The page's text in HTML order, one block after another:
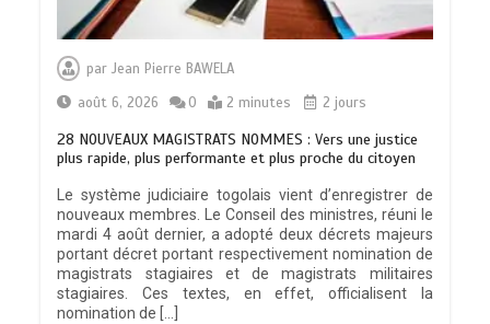
parJean Pierre BAWELA
août 6, 2026
0 2 minutes 2 jours
28 NOUVEAUX MAGISTRATS NOMMES : Vers une justice
plus rapide, plus performante et plus proche du citoyen
Le système judiciaire togolais vient d’enregistrer de
nouveaux membres. Le Conseil des ministres, réuni le
mardi 4 août dernier, a adopté deux décrets majeurs
portant décret portant respectivement nomination de
magistrats stagiaires et de magistrats militaires
stagiaires. Ces textes, en effet, officialisent la
nomination de […]